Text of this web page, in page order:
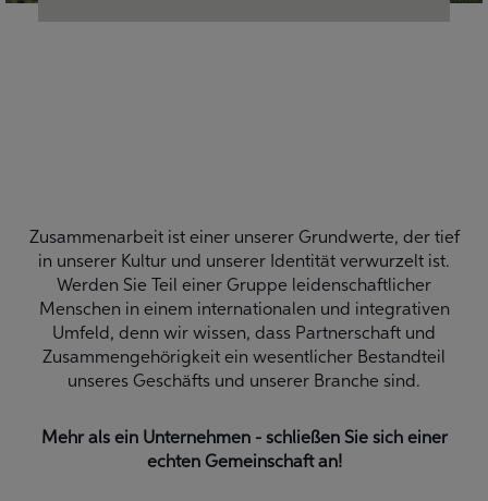
Zusammenarbeit ist einer unserer Grundwerte, der tief
in unserer Kultur und unserer Identität verwurzelt ist.
Werden Sie Teil einer Gruppe leidenschaftlicher
Menschen in einem internationalen und integrativen
Umfeld, denn wir wissen, dass Partnerschaft und
Zusammengehörigkeit ein wesentlicher Bestandteil
unseres Geschäfts und unserer Branche sind.
Mehr als ein Unternehmen - schließen Sie sich einer
echten Gemeinschaft an!